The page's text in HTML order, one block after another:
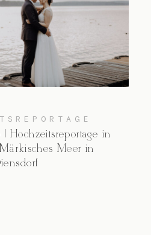
Hochzeitsreportage in
Meer in